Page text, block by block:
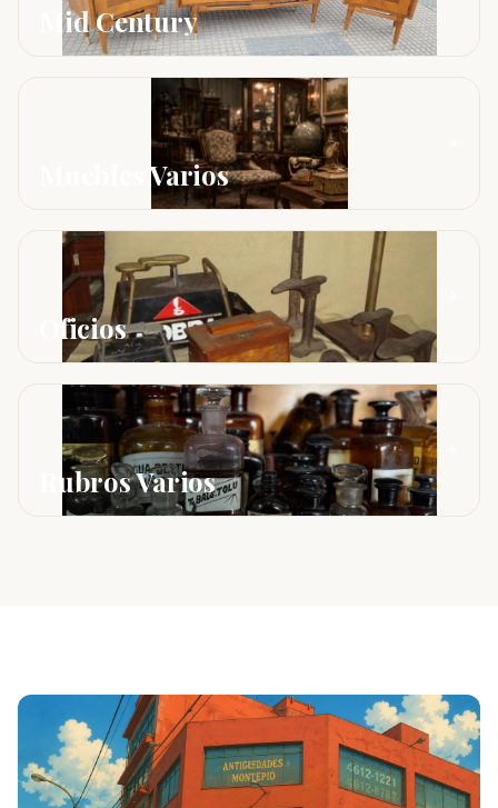
Mid Century
Muebles Varios
Oficios
Rubros Varios